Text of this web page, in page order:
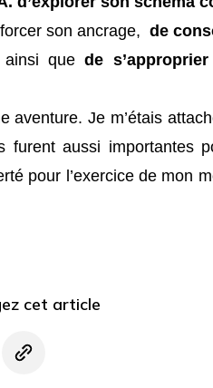
son ancrage, de
ainsi quede
aventure. Je m’étais
aussi importantes
pour l’exercice de mon
cet article